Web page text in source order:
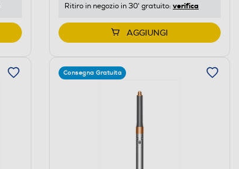
Ritiro in negozio in 30' gratuito: verifica
AGGIUNGI
Consegna Gratuita